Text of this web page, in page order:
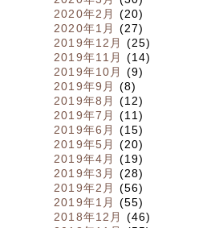
2020年2月
(20)
2020年1月
(27)
2019年12月
(25)
2019年11月
(14)
2019年10月
(9)
2019年9月
(8)
2019年8月
(12)
2019年7月
(11)
2019年6月
(15)
2019年5月
(20)
2019年4月
(19)
2019年3月
(28)
2019年2月
(56)
2019年1月
(55)
2018年12月
(46)